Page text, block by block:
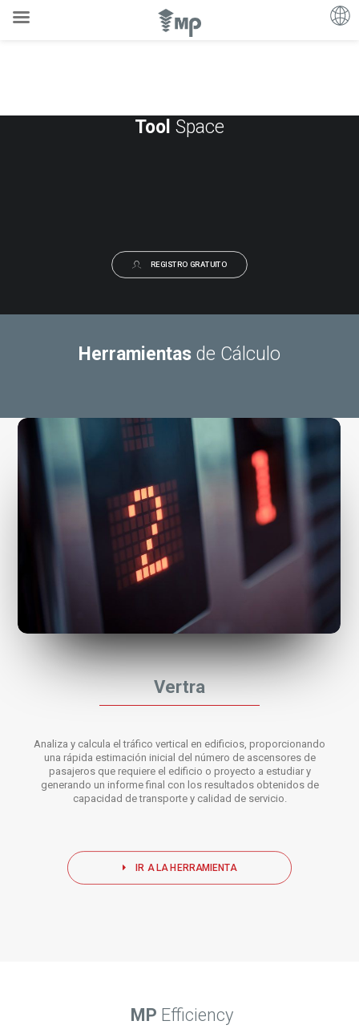
Tool Space
REGISTRO GRATUITO
Herramientas de Cálculo
Vertra
Analiza y calcula el tráfico vertical en edificios, proporcionando
una rápida estimación inicial del número de ascensores de
pasajeros que requiere el edificio o proyecto a estudiar y
generando un informe final con los resultados obtenidos de
capacidad de transporte y calidad de servicio.
IR A LA HERRAMIENTA
MP Efficiency